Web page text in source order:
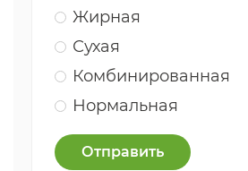
Жирная
Сухая
Комбинированная
Нормальная
Отправить